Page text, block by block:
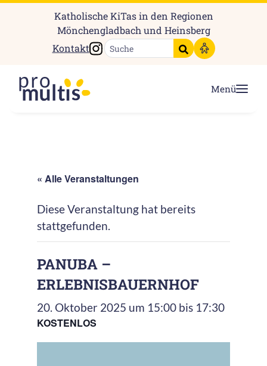
Katholische KiTas in den Regionen
Mönchengladbach und Heinsberg
Kontakt
Instagram
Suche starten
Menü
« Alle Veranstaltungen
Diese Veranstaltung hat bereits
stattgefunden.
PANUBA –
ERLEBNISBAUERNHOF
20. Oktober 2025 um 15:00 bis 17:30
KOSTENLOS